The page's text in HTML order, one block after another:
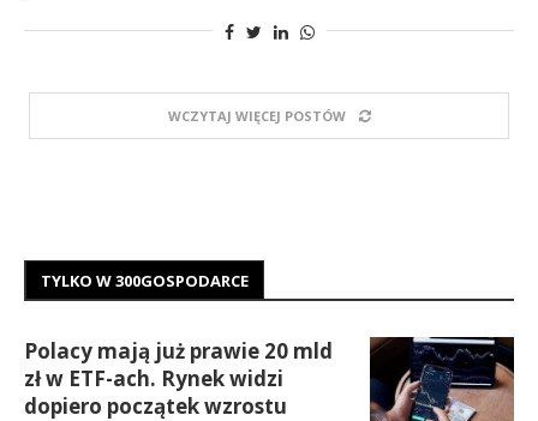
WCZYTAJ WIĘCEJ POSTÓW
TYLKO W 300GOSPODARCE
Polacy mają już prawie 20 mld
zł w ETF-ach. Rynek widzi
dopiero początek wzrostu